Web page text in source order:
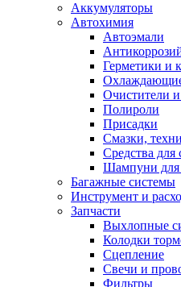
Аккумуляторы
Автохимия
Автоэмали
Герметики и
Охлаждающие
Очистители
Полироли
Присадки
Смазки,
Средства для
Шампуни для
Багажные системы
Инструмент и
Запчасти
Выхлопные
Колодки
Сцепление
Свечи и
Фильтры